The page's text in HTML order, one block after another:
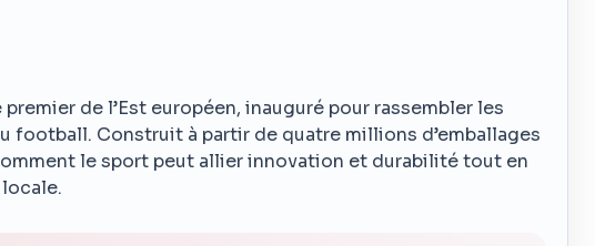
de l’Est européen, inauguré pour rassembler les
football. Construit à partir de quatre millions d’emballages
le sport peut allier innovation et durabilité tout en